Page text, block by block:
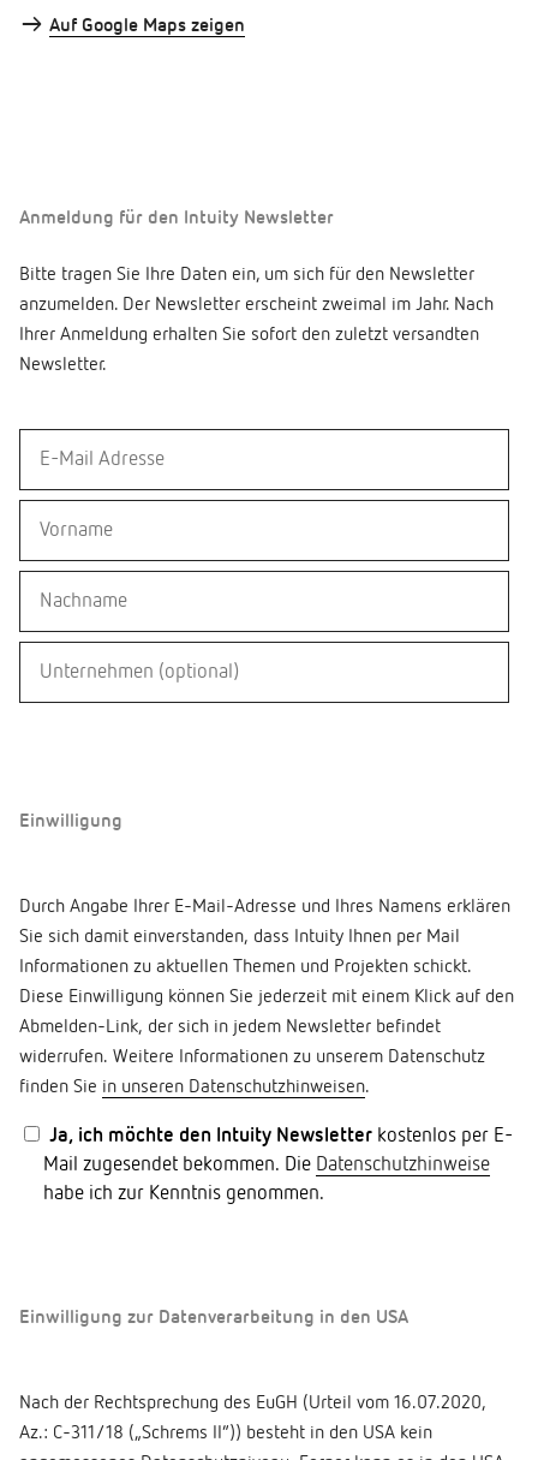
→ Auf Google Maps zeigen
Anmeldung für den Intuity Newsletter
Bitte tragen Sie Ihre Daten ein, um sich für den Newsletter
anzumelden. Der Newsletter erscheint zweimal im Jahr. Nach
Ihrer Anmeldung erhalten Sie sofort den zuletzt versandten
Newsletter.
Einwilligung
Durch Angabe Ihrer E-Mail-Adresse und Ihres Namens erklären
Sie sich damit einverstanden, dass Intuity Ihnen per Mail
Informationen zu aktuellen Themen und Projekten schickt.
Diese Einwilligung können Sie jederzeit mit einem Klick auf den
Abmelden-Link, der sich in jedem Newsletter befindet
widerrufen. Weitere Informationen zu unserem Datenschutz
finden Sie in unseren Datenschutzhinweisen.
Ja, ich möchte den Intuity Newsletter kostenlos per E-
Mail zugesendet bekommen. Die Datenschutzhinweise
habe ich zur Kenntnis genommen.
Einwilligung zur Datenverarbeitung in den USA
Nach der Rechtsprechung des EuGH (Urteil vom 16.07.2020,
Az.: C-311/18 („Schrems II“)) besteht in den USA kein